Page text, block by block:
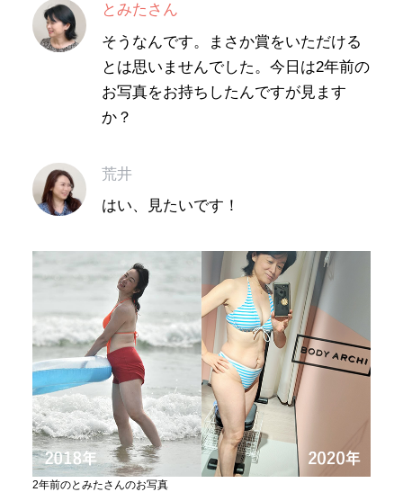
とみたさん
そうなんです。まさか賞をいただける
とは思いませんでした。今日は2年前の
お写真をお持ちしたんですが見ます
か？
荒井
はい、見たいです！
2年前のとみたさんのお写真